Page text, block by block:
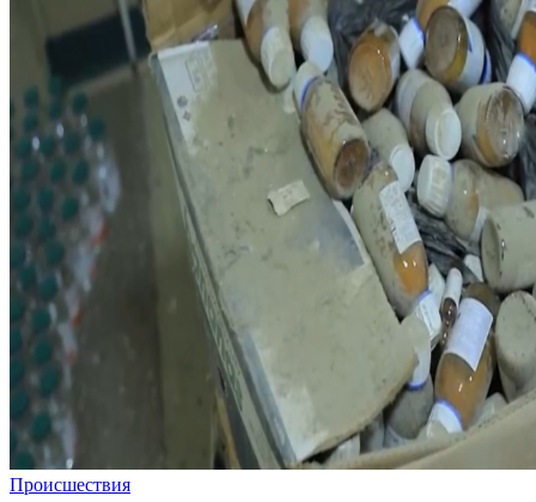
Происшествия